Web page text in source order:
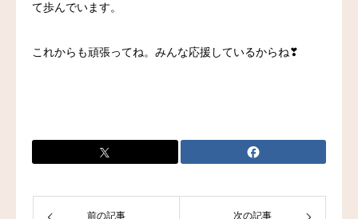
て歩んでいます。
これからも頑張ってね。みんな応援しているからね❣
前の記事 次の記事